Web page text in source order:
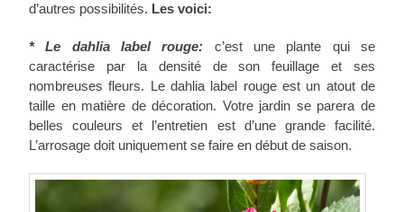
d’autres possibilités. Les voici:
* Le dahlia label rouge: c’est une plante qui se
caractérise par la densité de son feuillage et ses
nombreuses fleurs. Le dahlia label rouge est un atout de
taille en matière de décoration. Votre jardin se parera de
belles couleurs et l’entretien est d’une grande facilité.
L’arrosage doit uniquement se faire en début de saison.